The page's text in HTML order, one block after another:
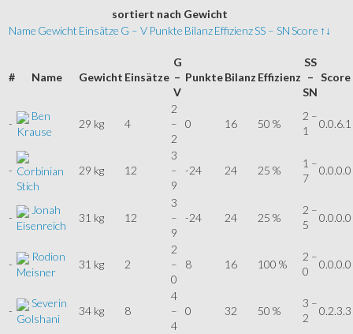
sortiert nach Gewicht
Name Gewicht Einsätze G – V Punkte BilanzEffizienzSS – SNScore ↑↓
# Name Gewicht Einsätze
G
–
V
PunkteBilanz Effizienz
SS
–
SN
Score
-
Ben
Krause
29 kg 4
2
–
2
0 16 50 %
2 –
1
0.0.6.1
- Corbinian
Stich
29 kg 12
3
–
9
-24 24 25 %
1 –
7
0.0.0.0
-
Jonah
Eisenreich
31 kg 12
3
–
9
-24 24 25 %
2 –
5
0.0.0.0
-
Rodion
Meisner
31 kg 2
2
–
0
8 16 100 %
2 –
0
0.0.0.0
-
Severin
Golshani
34 kg 8
4
–
4
0 32 50 %
3 –
2
0.2.3.3